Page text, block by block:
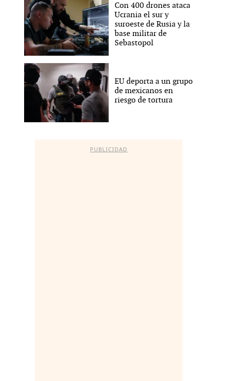
Con 400 drones ataca
Ucrania el sur y
suroeste de Rusia y la
base militar de
Sebastopol
EU deporta a un grupo
de mexicanos en
riesgo de tortura
PUBLICIDAD